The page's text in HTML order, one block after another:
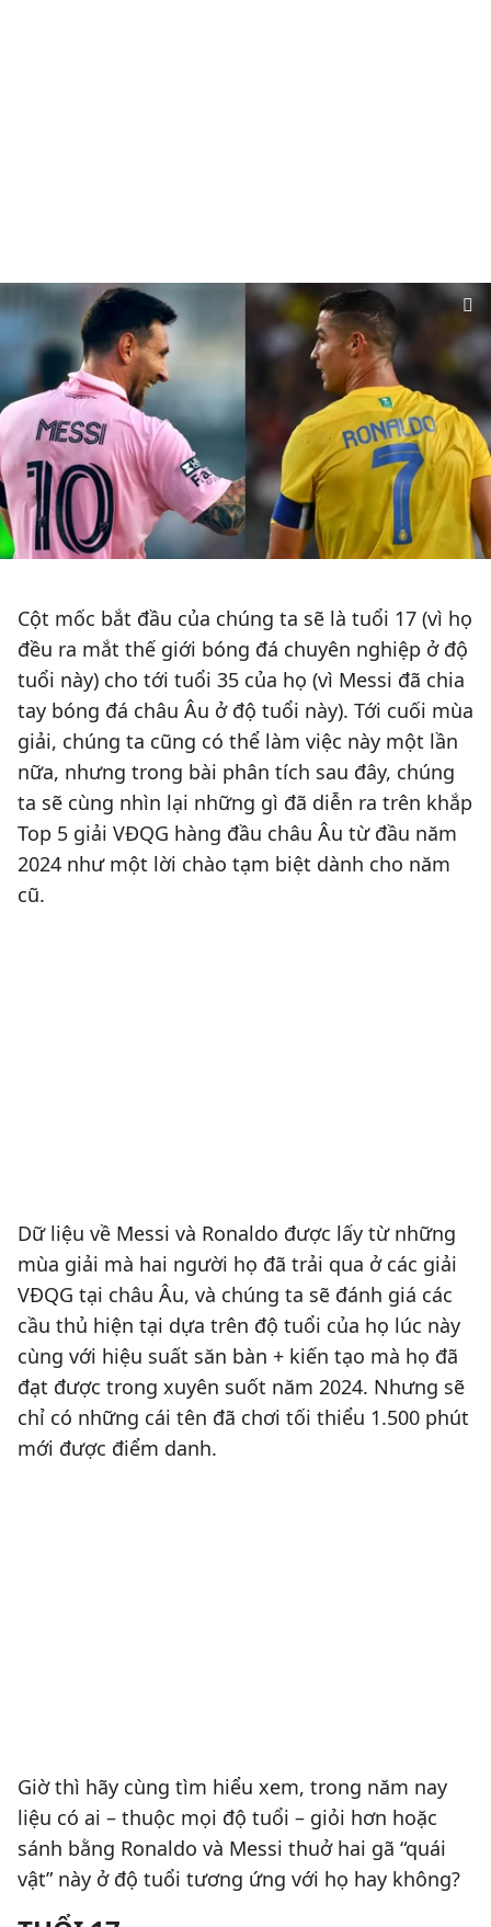
Cột mốc bắt đầu của chúng ta sẽ là tuổi 17 (vì họ
đều ra mắt thế giới bóng đá chuyên nghiệp ở độ
tuổi này) cho tới tuổi 35 của họ (vì Messi đã chia
tay bóng đá châu Âu ở độ tuổi này). Tới cuối mùa
giải, chúng ta cũng có thể làm việc này một lần
nữa, nhưng trong bài phân tích sau đây, chúng
ta sẽ cùng nhìn lại những gì đã diễn ra trên khắp
Top 5 giải VĐQG hàng đầu châu Âu từ đầu năm
2024 như một lời chào tạm biệt dành cho năm
cũ.
Dữ liệu về Messi và Ronaldo được lấy từ những
mùa giải mà hai người họ đã trải qua ở các giải
VĐQG tại châu Âu, và chúng ta sẽ đánh giá các
cầu thủ hiện tại dựa trên độ tuổi của họ lúc này
cùng với hiệu suất săn bàn + kiến tạo mà họ đã
đạt được trong xuyên suốt năm 2024. Nhưng sẽ
chỉ có những cái tên đã chơi tối thiểu 1.500 phút
mới được điểm danh.
Giờ thì hãy cùng tìm hiểu xem, trong năm nay
liệu có ai – thuộc mọi độ tuổi – giỏi hơn hoặc
sánh bằng Ronaldo và Messi thuở hai gã “quái
vật” này ở độ tuổi tương ứng với họ hay không?